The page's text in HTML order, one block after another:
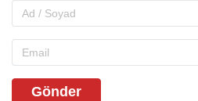
Gönder